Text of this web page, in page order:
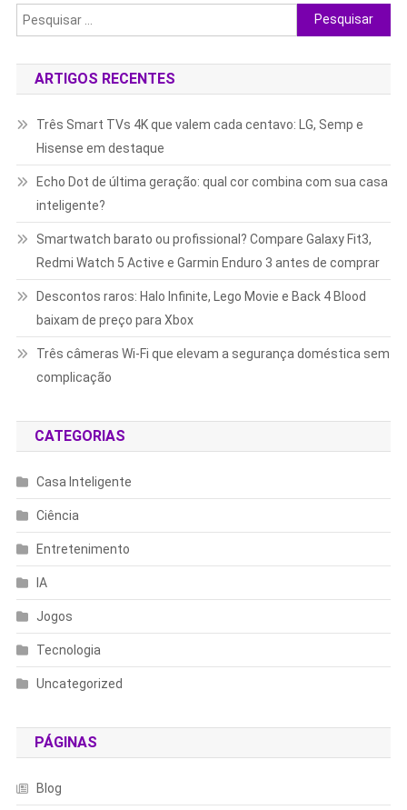
Pesquisar
por:
ARTIGOS RECENTES
Três Smart TVs 4K que valem cada centavo: LG, Semp e
Hisense em destaque
Echo Dot de última geração: qual cor combina com sua casa
inteligente?
Smartwatch barato ou profissional? Compare Galaxy Fit3,
Redmi Watch 5 Active e Garmin Enduro 3 antes de comprar
Descontos raros: Halo Infinite, Lego Movie e Back 4 Blood
baixam de preço para Xbox
Três câmeras Wi-Fi que elevam a segurança doméstica sem
complicação
CATEGORIAS
Casa Inteligente
Ciência
Entretenimento
IA
Jogos
Tecnologia
Uncategorized
PÁGINAS
Blog